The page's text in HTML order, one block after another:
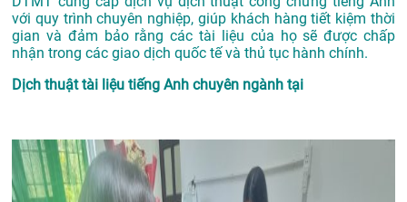
với quy trình chuyên nghiệp, giúp khách hàng tiết kiệm thời
gian và đảm bảo rằng các tài liệu của họ sẽ được chấp
nhận trong các giao dịch quốc tế và thủ tục hành chính.
Dịch thuật tài liệu tiếng Anh chuyên ngành tại